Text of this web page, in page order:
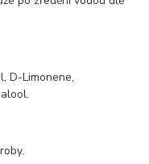
D-Limonene,